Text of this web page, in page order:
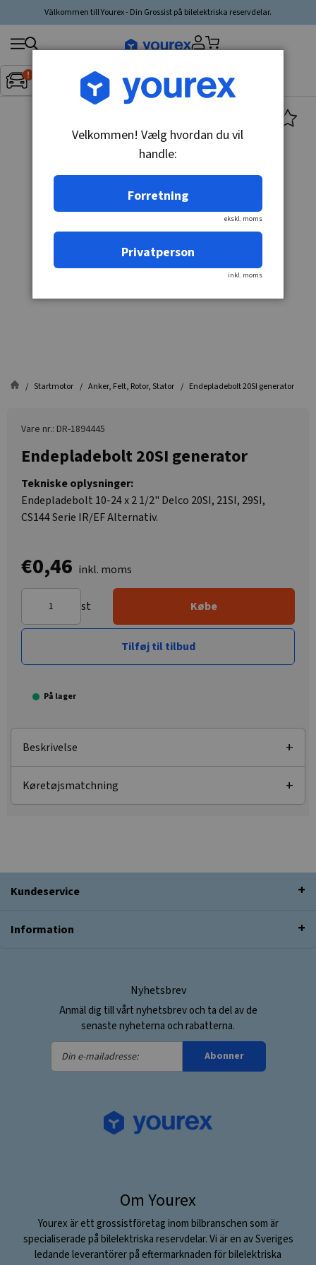
Välkommen till Yourex - Din Grossist på bilelektriska reservdelar.
Inget fordon valt▼
Søg
produkt,
producent,
Startmotor Anker, Felt, Rotor, Stator Endepladebolt 20SI generator
Vare nr.: DR-1894445
Endepladebolt 20SI generator
Tekniske oplysninger:
Endepladebolt 10-24 x 2 1/2" Delco 20SI, 21SI, 29SI,
CS144 Serie IR/EF Alternativ.
€0,46 inkl. moms
st Købe
Tilføj til tilbud
På lager
Beskrivelse
Køretøjsmatchning
Kundeservice
Information
Nyhetsbrev
Anmäl dig till vårt nyhetsbrev och ta del av de
senaste nyheterna och rabatterna.
Din
e-
Abonner
Om Yourex
Yourex är ett grossistföretag inom bilbranschen som är
specialiserade på bilelektriska reservdelar. Vi är en av Sveriges
ledande leverantörer på eftermarknaden för bilelektriska
Velkommen! Vælg hvordan du vil
handle:
Forretning
ekskl. moms
Privatperson
inkl. moms